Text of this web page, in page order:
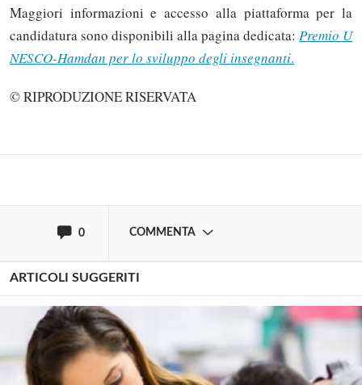
Maggiori informazioni e accesso alla piattaforma per la
candidatura sono disponibili alla pagina dedicata: Premio U
NESCO-Hamdan per lo sviluppo degli insegnanti.
© RIPRODUZIONE RISERVATA
0 COMMENTA
Solo gli utenti registrati possono
commentare!
ARTICOLI SUGGERITI